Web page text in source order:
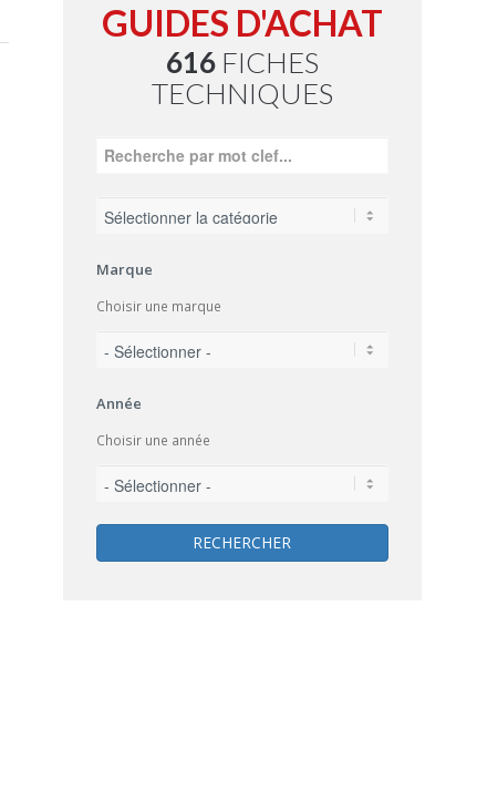
GUIDES D'ACHAT
616FICHES
TECHNIQUES
Marque
Choisir une marque
Année
Choisir une année
RECHERCHER